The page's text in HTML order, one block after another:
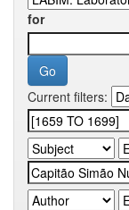
for
Current filters: